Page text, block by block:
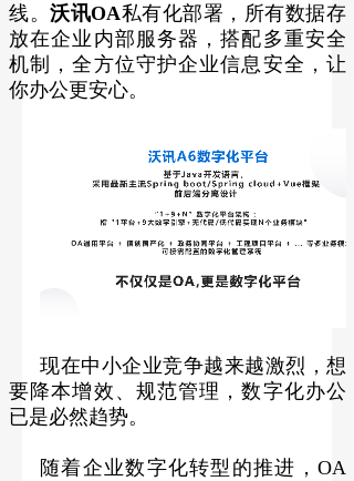
线。沃讯OA私有化部署，所有数据存
放在企业内部服务器，搭配多重安全
机制，全方位守护企业信息安全，让
你办公更安心。
现在中小企业竞争越来越激烈，想
要降本增效、规范管理，数字化办公
已是必然趋势。
随着企业数字化转型的推进，OA